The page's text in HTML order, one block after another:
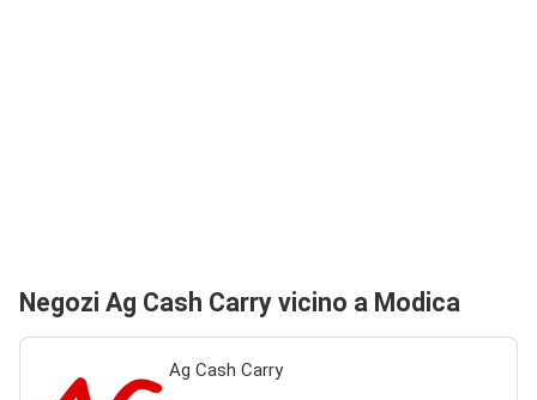
Negozi Ag Cash Carry vicino a Modica
Ag Cash Carry